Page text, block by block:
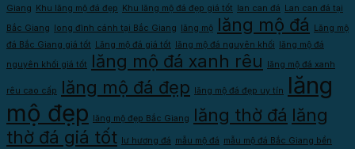
Giang
Khu lăng mộ đá đẹp Khu lăng mộ đá đẹp giá tốt lan can đá
Lan can đá tại
Bắc Giang
long đình cánh tại Bắc Giang lăng mộ lăng mộ đá
Lăng mộ
đá Bắc Giang giá tốt
Lăng mộ đá giá tốt lăng mộ đá nguyên khối
lăng mộ đá
nguyên khối giá tốt
lăng mộ đá xanh rêu lăng mộ đá xanh
rêu cao cấp lăng mộ đá đẹp lăng mộ đá đẹp uy tín
lăng
mộ đẹp
lăng mộ đẹp Bắc Giang lăng thờ đá lăng
thờ đá giá tốt
lư hương đá mẫu mộ đá mẫu mộ đá Bắc Giang bền